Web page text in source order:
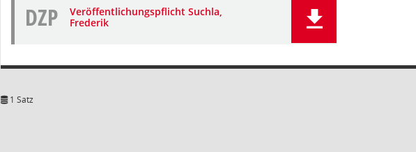
DZP
Veröffentlichungspflicht Suchla,
Frederik
1 Satz